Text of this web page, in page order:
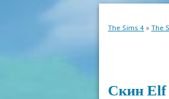
The Sims 4 » The
Скин Elf